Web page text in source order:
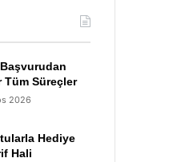
Tüm Süreçler
2026
Hediye
Hali